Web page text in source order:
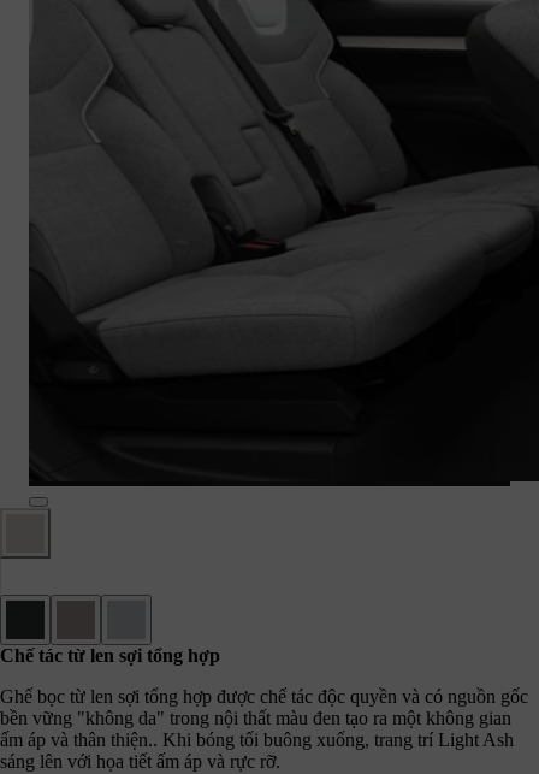
Chế tác từ len sợi tổng hợp
Ghế bọc từ len sợi tổng hợp được chế tác độc quyền và có nguồn gốc
bền vững "không da" trong nội thất màu đen tạo ra một không gian
ấm áp và thân thiện.. Khi bóng tối buông xuống, trang trí Light Ash
sáng lên với họa tiết ấm áp và rực rỡ.